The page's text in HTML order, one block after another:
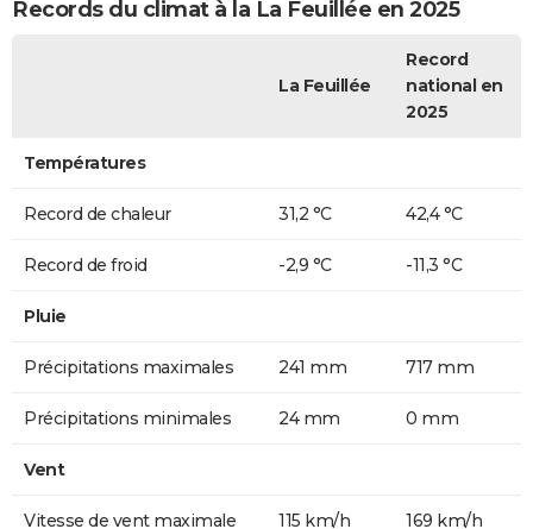
Records du climat à la La Feuillée en 2025
La Feuillée
Record
national en
2025
Températures
Record de chaleur 31,2 °C 42,4 °C
Record de froid -2,9 °C -11,3 °C
Pluie
Précipitations maximales 241 mm 717 mm
Précipitations minimales 24 mm 0 mm
Vent
Vitesse de vent maximale 115 km/h 169 km/h